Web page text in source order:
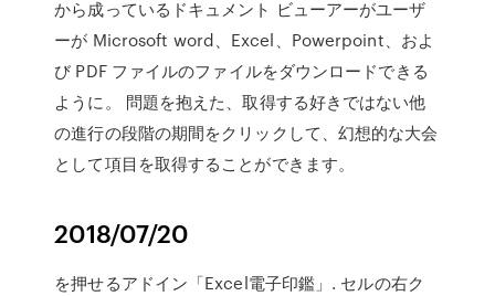
から成っているドキュメント ビューアーがユーザ
ーが Microsoft word、Excel、Powerpoint、およ
び PDF ファイルのファイルをダウンロードできる
ように。 問題を抱えた、取得する好きではない他
の進行の段階の期間をクリックして、幻想的な大会
として項目を取得することができます。
2018/07/20
を押せるアドイン「Excel電子印鑑」. セルの右ク